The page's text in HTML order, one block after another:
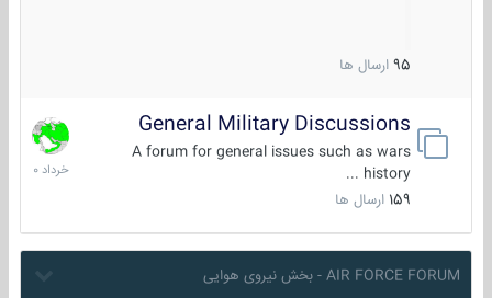
95 ارسال ها
General Military Discussions
A forum for general issues such as wars
history ...
159 ارسال ها
10
خرداد
1400
AIR FORCE FORUM - بخش نیروی هوایی